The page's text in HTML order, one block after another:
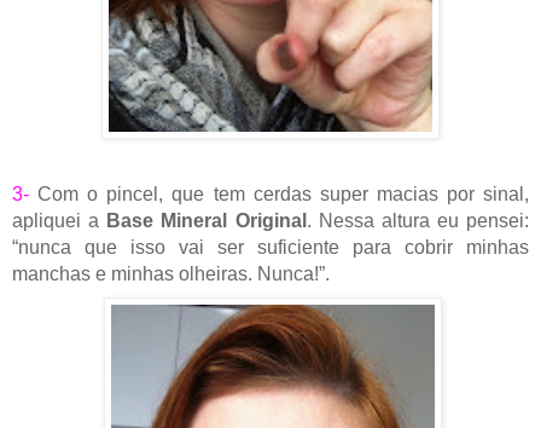
3- Com o pincel, que tem cerdas super macias por sinal,
apliquei a Base Mineral Original . Nessa altura eu pensei:
“nunca que isso vai ser suficiente para cobrir minhas
manchas e minhas olheiras. Nunca!”.